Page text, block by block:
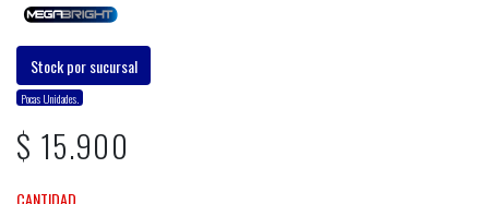
Stock por sucursal
Pocas Unidades.
$ 15.900
CANTIDAD